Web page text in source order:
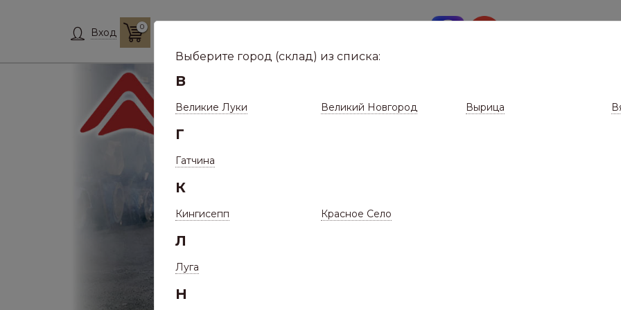
Вход 0
Выберите город (склад) из списка:
В
Великие Луки Великий Новгород Вырица
Г
Гатчина
К
Кингисепп Красное Село
Л
Луга
Н